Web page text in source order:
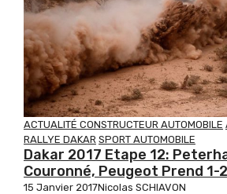
ACTUALITÉ CONSTRUCTEUR AUTOMOBILE
RALLYE DAKAR SPORT AUTOMOBILE
Dakar 2017 Etape 12:
Couronné, Peugeot Prend 1-
15 Janvier 2017Nicolas SCHIAVON